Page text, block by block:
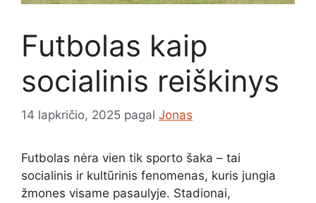
Futbolas kaip
socialinis reiškinys
14 lapkričio, 2025 pagal Jonas
Futbolas nėra vien tik sporto šaka – tai
socialinis ir kultūrinis fenomenas, kuris jungia
žmones visame pasaulyje. Stadionai,